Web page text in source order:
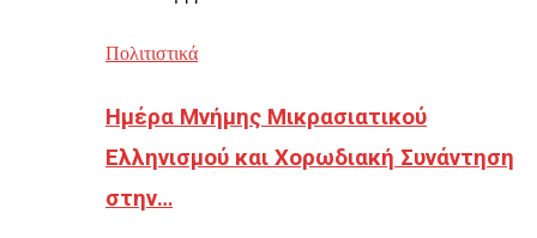
Πολιτιστικά
Ημέρα Μνήμης Μικρασιατικού
Ελληνισμού και Χορωδιακή Συνάντηση
στην…